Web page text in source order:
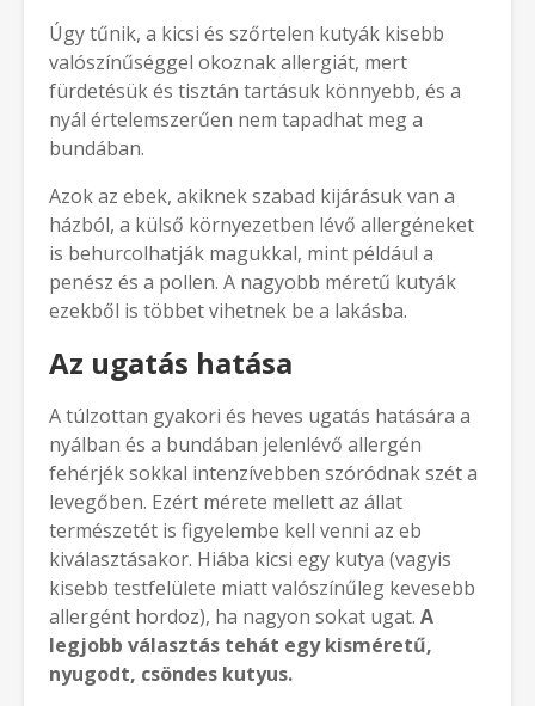
Úgy tűnik, a kicsi és szőrtelen kutyák kisebb
valószínűséggel okoznak allergiát, mert
fürdetésük és tisztán tartásuk könnyebb, és a
nyál értelemszerűen nem tapadhat meg a
bundában.
Azok az ebek, akiknek szabad kijárásuk van a
házból, a külső környezetben lévő allergéneket
is behurcolhatják magukkal, mint például a
penész és a pollen. A nagyobb méretű kutyák
ezekből is többet vihetnek be a lakásba.
Az ugatás hatása
A túlzottan gyakori és heves ugatás hatására a
nyálban és a bundában jelenlévő allergén
fehérjék sokkal intenzívebben szóródnak szét a
levegőben. Ezért mérete mellett az állat
természetét is figyelembe kell venni az eb
kiválasztásakor. Hiába kicsi egy kutya (vagyis
kisebb testfelülete miatt valószínűleg kevesebb
allergént hordoz), ha nagyon sokat ugat. A
legjobb választás tehát egy kisméretű,
nyugodt, csöndes kutyus.